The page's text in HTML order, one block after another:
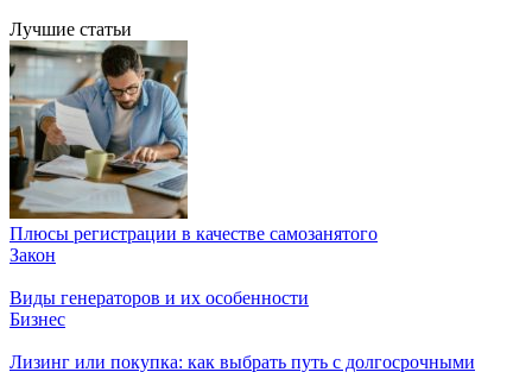
Лучшие статьи
Плюсы регистрации в качестве самозанятого
Закон
Виды генераторов и их особенности
Бизнес
Лизинг или покупка: как выбрать путь с долгосрочными